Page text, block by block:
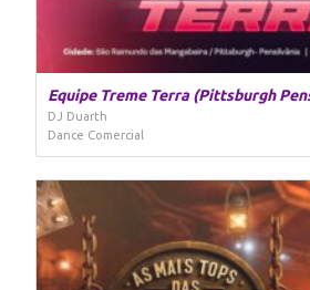
Equipe Treme Terra (Pittsburgh
DJ Duarth
Dance Comercial